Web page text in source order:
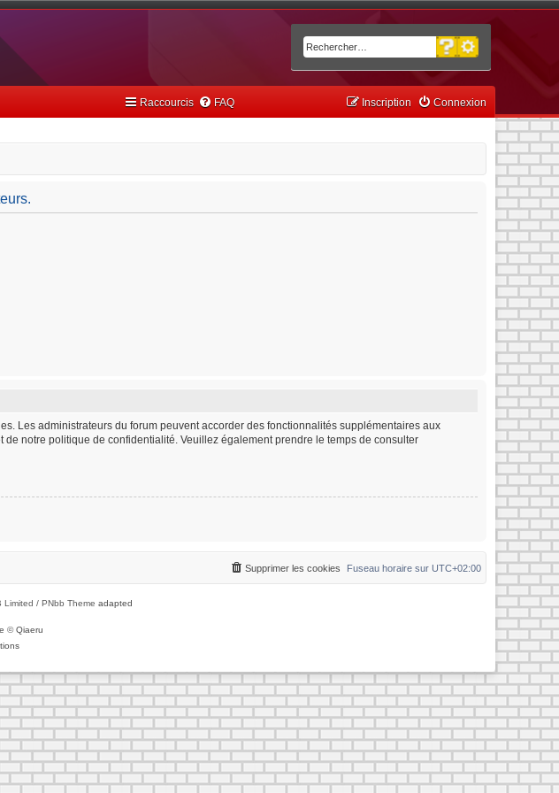
Rechercher
Recherche avancée
Raccourcis FAQ Connexion
Inscription
Les administrateurs du forum peuvent accorder des fonctionnalités supplémentaires aux
notre politique de confidentialité. Veuillez également prendre le temps de consulter
Fuseau horaire sur UTC+02:00
Supprimer les cookies
/ PNbb Theme adapted
©Qiaeru